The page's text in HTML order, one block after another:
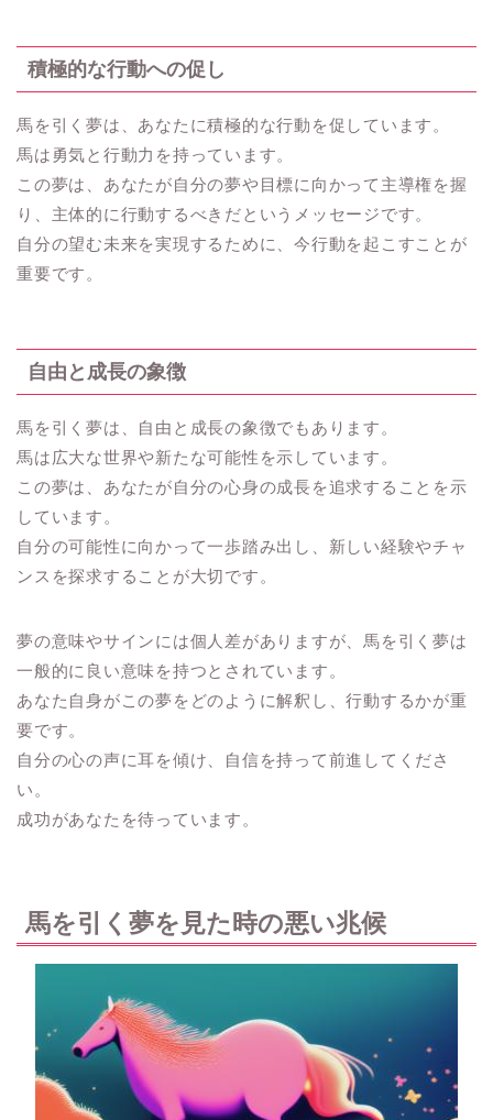
積極的な行動への促し
馬を引く夢は、あなたに積極的な行動を促しています。
馬は勇気と行動力を持っています。
この夢は、あなたが自分の夢や目標に向かって主導権を握
り、主体的に行動するべきだというメッセージです。
自分の望む未来を実現するために、今行動を起こすことが
重要です。
自由と成長の象徴
馬を引く夢は、自由と成長の象徴でもあります。
馬は広大な世界や新たな可能性を示しています。
この夢は、あなたが自分の心身の成長を追求することを示
しています。
自分の可能性に向かって一歩踏み出し、新しい経験やチャ
ンスを探求することが大切です。
夢の意味やサインには個人差がありますが、馬を引く夢は
一般的に良い意味を持つとされています。
あなた自身がこの夢をどのように解釈し、行動するかが重
要です。
自分の心の声に耳を傾け、自信を持って前進してくださ
い。
成功があなたを待っています。
馬を引く夢を見た時の悪い兆候